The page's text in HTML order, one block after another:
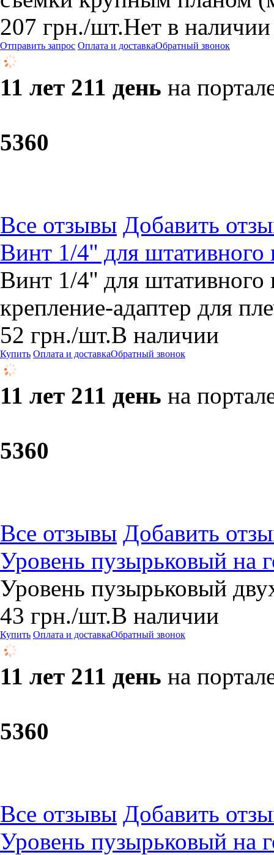
207 грн./шт.Нет в наличии
Отправить запрос Оплата и доставкаОбратный звонок
11 лет 211 день на
5360
Все отзывы Добавить
Винт 1/4'' для штативного
​Винт 1/4'' для штативного
крепление-адаптер для
52 грн./шт.В наличии
Купить Оплата и доставкаОбратный звонок
11 лет 211 день на
5360
Все отзывы Добавить
Уровень пузырьковый на
Уровень пузырьковый
43 грн./шт.В наличии
Купить Оплата и доставкаОбратный звонок
11 лет 211 день на
5360
Все отзывы Добавить
Уровень пузырьковый на